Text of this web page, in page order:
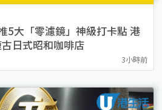
5大「零濾鏡」神級打卡點 港
日式昭和咖啡店
3小時前